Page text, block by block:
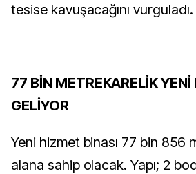
tesise kavuşacağını vurguladı.
77 BİN METREKARELİK
GELİYOR
Yeni hizmet binası 77 bin 856
alana sahip olacak. Yapı; 2